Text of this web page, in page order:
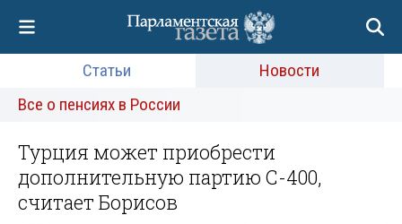
Статьи
Новости
Все о пенсиях в России
Турция может приобрести
дополнительную партию С-400,
считает Борисов